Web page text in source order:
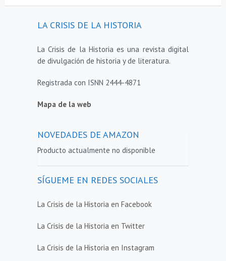
LA CRISIS DE LA HISTORIA
La Crisis de la Historia es una revista digital
de divulgación de historia y de literatura.
Registrada con ISNN 2444-4871
Mapa de la web
NOVEDADES DE AMAZON
Producto actualmente no disponible
SÍGUEME EN REDES SOCIALES
La Crisis de la Historia en Facebook
La Crisis de la Historia en Twitter
La Crisis de la Historia en Instagram